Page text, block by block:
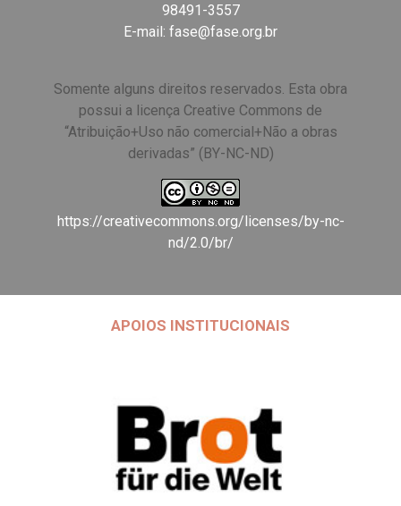
98491-3557
E-mail: fase@fase.org.br
Somente alguns direitos reservados. Esta obra
possui a licença Creative Commons de
“Atribuição+Uso não comercial+Não a obras
derivadas” (BY-NC-ND)
https://creativecommons.org/licenses/by-nc-
nd/2.0/br/
APOIOS INSTITUCIONAIS